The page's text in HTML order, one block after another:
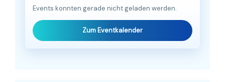
Events konnten gerade nicht geladen werden.
Zum Eventkalender